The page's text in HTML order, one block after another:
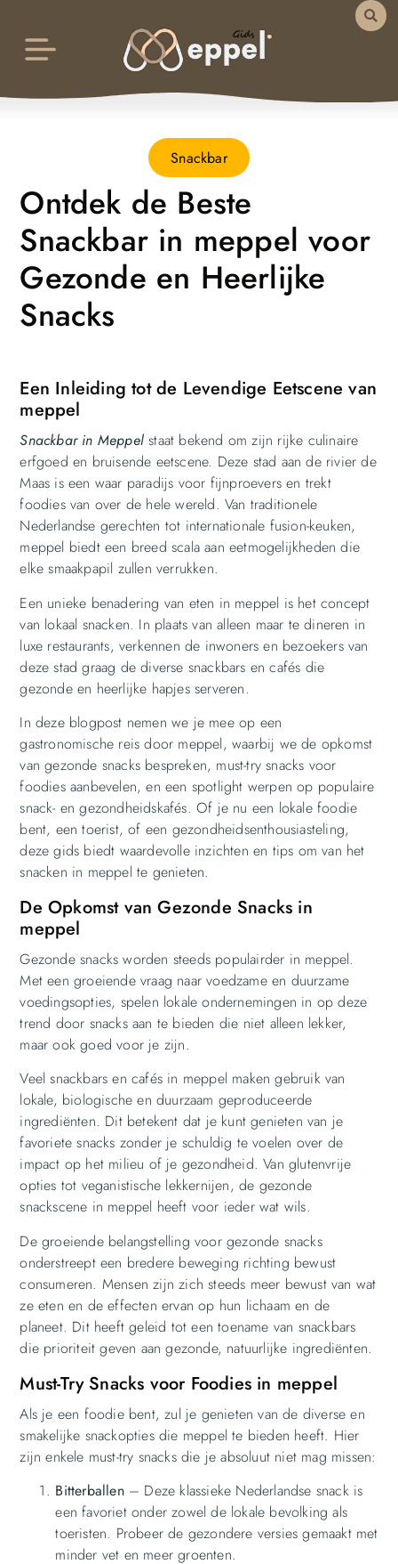
Snackbar
Ontdek de Beste
Snackbar in meppel voor
Gezonde en Heerlijke
Snacks
Een Inleiding tot de Levendige Eetscene van
meppel
Snackbar in Meppel staat bekend om zijn rijke culinaire
erfgoed en bruisende eetscene. Deze stad aan de rivier de
Maas is een waar paradijs voor fijnproevers en trekt
foodies van over de hele wereld. Van traditionele
Nederlandse gerechten tot internationale fusion-keuken,
meppel biedt een breed scala aan eetmogelijkheden die
elke smaakpapil zullen verrukken.
Een unieke benadering van eten in meppel is het concept
van lokaal snacken. In plaats van alleen maar te dineren in
luxe restaurants, verkennen de inwoners en bezoekers van
deze stad graag de diverse snackbars en cafés die
gezonde en heerlijke hapjes serveren.
In deze blogpost nemen we je mee op een
gastronomische reis door meppel, waarbij we de opkomst
van gezonde snacks bespreken, must-try snacks voor
foodies aanbevelen, en een spotlight werpen op populaire
snack- en gezondheidskafés. Of je nu een lokale foodie
bent, een toerist, of een gezondheidsenthousiasteling,
deze gids biedt waardevolle inzichten en tips om van het
snacken in meppel te genieten.
De Opkomst van Gezonde Snacks in
meppel
Gezonde snacks worden steeds populairder in meppel.
Met een groeiende vraag naar voedzame en duurzame
voedingsopties, spelen lokale ondernemingen in op deze
trend door snacks aan te bieden die niet alleen lekker,
maar ook goed voor je zijn.
Veel snackbars en cafés in meppel maken gebruik van
lokale, biologische en duurzaam geproduceerde
ingrediënten. Dit betekent dat je kunt genieten van je
favoriete snacks zonder je schuldig te voelen over de
impact op het milieu of je gezondheid. Van glutenvrije
opties tot veganistische lekkernijen, de gezonde
snackscene in meppel heeft voor ieder wat wils.
De groeiende belangstelling voor gezonde snacks
onderstreept een bredere beweging richting bewust
consumeren. Mensen zijn zich steeds meer bewust van wat
ze eten en de effecten ervan op hun lichaam en de
planeet. Dit heeft geleid tot een toename van snackbars
die prioriteit geven aan gezonde, natuurlijke ingrediënten.
Must-Try Snacks voor Foodies in meppel
Als je een foodie bent, zul je genieten van de diverse en
smakelijke snackopties die meppel te bieden heeft. Hier
zijn enkele must-try snacks die je absoluut niet mag missen:
Bitterballen– Deze klassieke Nederlandse snack is
een favoriet onder zowel de lokale bevolking als
toeristen. Probeer de gezondere versies gemaakt met
minder vet en meer groenten.